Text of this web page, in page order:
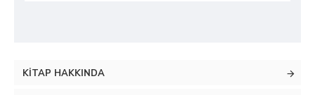
KITAP HAKKINDA